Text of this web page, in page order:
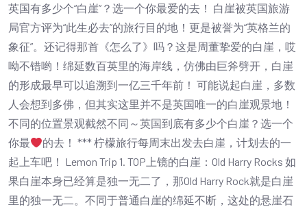
英国有多少个“白崖”？选一个你最爱的去！ 白崖被英国旅游
局官方评为“此生必去”的旅行目的地！更是被誉为“英格兰的
象征”。还记得那首《怎么了》吗？这是周董挚爱的白崖，哎
呦不错哟！绵延数百英里的海岸线，仿佛由巨斧劈开，白崖
的形成最早可以追溯到一亿三千年前！ 可能说起白崖，多数
人会想到多佛，但其实这里并不是英国唯一的白崖观景地！
不同的位置景观截然不同～英国到底有多少个白崖？选一个
你最
的去！ *** 柠檬旅行每周末出发去白崖，计划去的一
起上车吧！ Lemon Trip 1. TOP上镜的白崖：Old Harry Rocks 如
果白崖本身已经算是独一无二了，那Old Harry Rock就是白崖
里的独一无二。不同于普通白崖的绵延不断，这处的悬崖石